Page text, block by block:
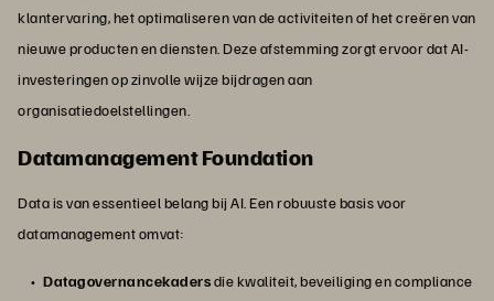
klantervaring, het optimaliseren van de activiteiten of het creëren van
nieuwe producten en diensten. Deze afstemming zorgt ervoor dat AI-
investeringen op zinvolle wijze bijdragen aan
organisatiedoelstellingen.
Datamanagement Foundation
Data is van essentieel belang bij AI. Een robuuste basis voor
datamanagement omvat:
Datagovernancekadersdie kwaliteit, beveiliging en compliance